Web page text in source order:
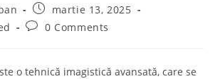
Post
published:
martie 13, 2025
Post0 Comments
o tehnică imagistică avansată, care se